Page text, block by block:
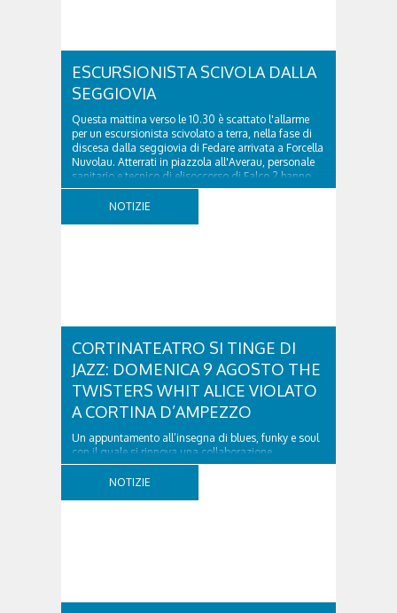
ESCURSIONISTA SCIVOLA DALLA
SEGGIOVIA
Questa mattina verso le 10.30 è scattato l'allarme
per un escursionista scivolato a terra, nella fase di
discesa dalla seggiovia di Fedare arrivata a Forcella
Nuvolau. Atterrati in piazzola all'Averau, personale
sanitario e tecnico di elisoccorso di Falco 2 hanno
raggiunto il 74enne di Teolo...
NOTIZIE
CORTINATEATRO SI TINGE DI
JAZZ: DOMENICA 9 AGOSTO THE
TWISTERS WHIT ALICE VIOLATO
A CORTINA D’AMPEZZO
Un appuntamento all’insegna di blues, funky e soul
con il quale si rinnova una collaborazione
collaudata, quella con il Dolomiti Blues&Soul
Festival. Domenica 9 agosto alle 18.00 in piazza
NOTIZIE